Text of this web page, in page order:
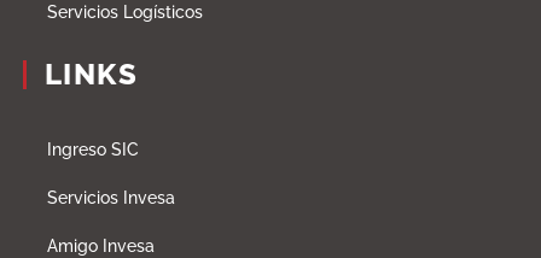
Servicios Logísticos
LINKS
Ingreso SIC
Servicios Invesa
Amigo Invesa